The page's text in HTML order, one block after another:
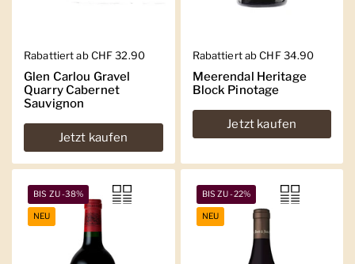
Regulärer Preis
Rabattiert ab CHF 32.90
Glen Carlou Gravel
Quarry Cabernet
Sauvignon
Jetzt kaufen
Regulärer Preis
Rabattiert ab CHF 34.90
Meerendal Heritage
Block Pinotage
Jetzt kaufen
BIS ZU -38%
NEU
BIS ZU -22%
NEU